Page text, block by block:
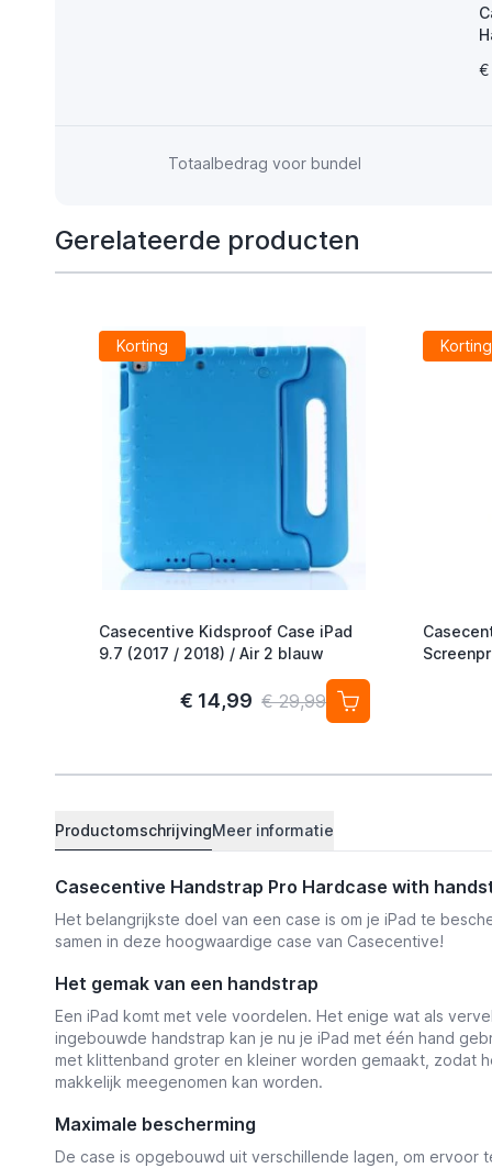
€
Totaalbedrag voor bundel
Gerelateerde producten
Korting
Casecentive Kidsproof Case iPad
9.7 (2017 / 2018) / Air 2 blauw
€ 14,99 € 29,99
Korting
ProductomschrijvingMeer informatie
Casecentive Handstrap Pro Hardcase with
Het belangrijkste doel van een case is om je iPad te
samen in deze hoogwaardige case van Casecentive!
Het gemak van een handstrap
Een iPad komt met vele voordelen. Het enige wat als
ingebouwde handstrap kan je nu je iPad met één hand
met klittenband groter en kleiner worden gemaakt, zodat
makkelijk meegenomen kan worden.
Maximale bescherming
De case is opgebouwd uit verschillende lagen, om ervoor